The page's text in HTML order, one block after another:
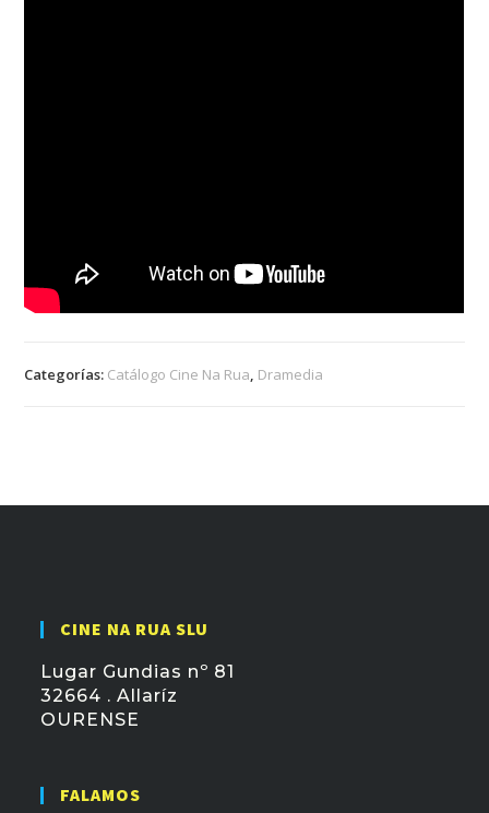
Categorías: Catálogo Cine Na Rua, Dramedia
CINE NA RUA SLU
Lugar Gundias nº 81
32664 . Allaríz
OURENSE
FALAMOS